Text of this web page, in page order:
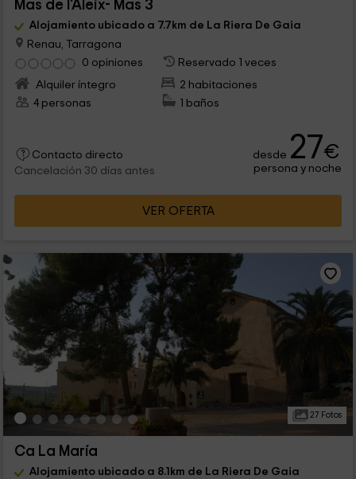
Mas de l'Aleix- Mas 3
Alojamiento ubicado a 7.7km de La Riera De Gaia
Renau, Tarragona
0 opiniones
Reservado 1 veces
Alquiler íntegro
2 habitaciones
4 personas
1 baños
Contacto directo
Cancelación 30 días antes
desde 27€
persona y noche
VER OFERTA
27 Fotos
Ca La María
Alojamiento ubicado a 8.1km de La Riera De Gaia